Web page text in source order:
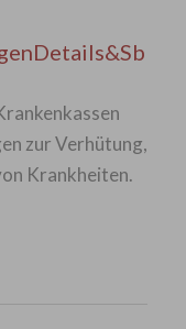
zur Verhütung,
Krankheiten.